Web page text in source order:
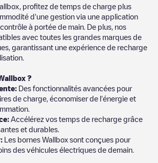
profitez de temps de charge plus
d'une gestion via une application
à portée de main. De plus, nos
avec toutes les grandes marques de
garantissant une expérience de recharge
?
Des fonctionnalités avancées pour
de charge, économiser de l'énergie et
Accélérez vos temps de recharge grâce
et durables.
Les bornes Wallbox sont conçues pour
des véhicules électriques de demain.